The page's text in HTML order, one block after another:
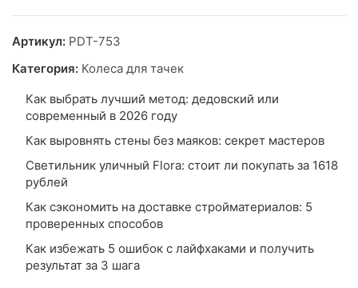
Артикул: PDT-753
Категория: Колеса для тачек
Как выбрать лучший метод: дедовский или
современный в 2026 году
Как выровнять стены без маяков: секрет мастеров
Светильник уличный Flora: стоит ли покупать за 1618
рублей
Как сэкономить на доставке стройматериалов: 5
проверенных способов
Как избежать 5 ошибок с лайфхаками и получить
результат за 3 шага